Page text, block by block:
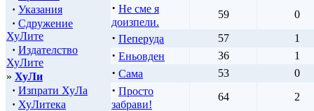
· Указания
· Сдружение
ХуЛите
· Издателство
ХуЛите
» ХуЛи
· Изпрати ХуЛа
· ХуЛитека
· Не сме я
доизпели.
59 0
· Пеперуда 57 1
· Еньовден 36 1
· Сама 53 0
· Просто
забрави!
64 2